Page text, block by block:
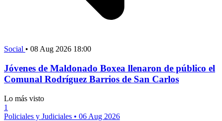
Social • 08 Aug 2026 18:00
Jóvenes de Maldonado Boxea llenaron de público el
Comunal Rodríguez Barrios de San Carlos
Lo más visto
1
Policiales y Judiciales • 06 Aug 2026